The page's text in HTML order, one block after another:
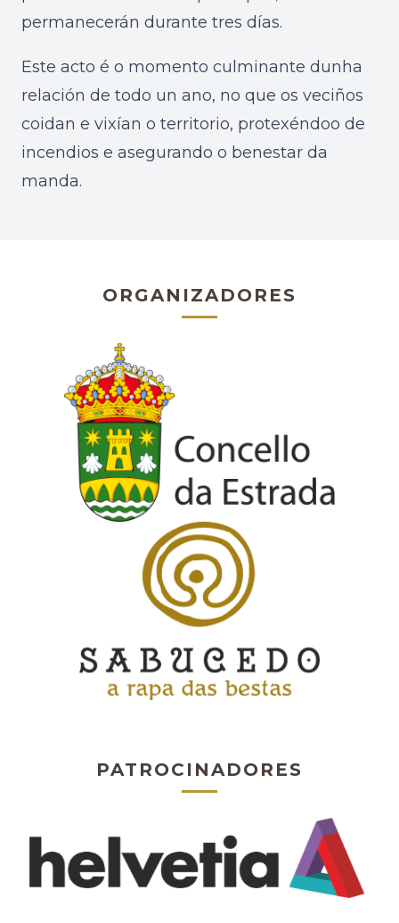
permanecerán durante tres días.
Este acto é o momento culminante dunha
relación de todo un ano, no que os veciños
coidan e vixían o territorio, protexéndoo de
incendios e asegurando o benestar da
manda.
ORGANIZADORES
PATROCINADORES